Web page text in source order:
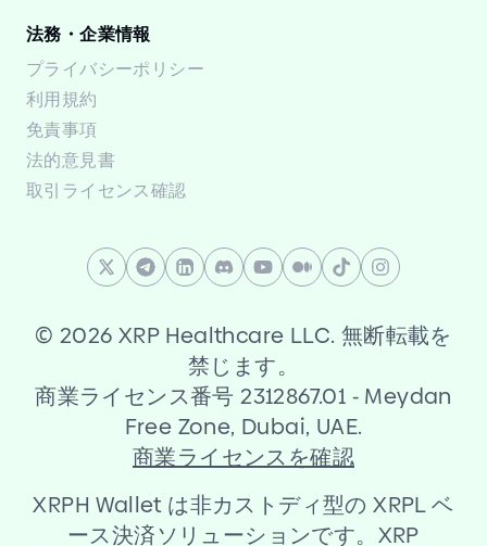
法務・企業情報
プライバシーポリシー
利用規約
免責事項
法的意見書
取引ライセンス確認
© 2026 XRP Healthcare LLC. 無断転載を
禁じます。
商業ライセンス番号 2312867.01 - Meydan
Free Zone, Dubai, UAE.
商業ライセンスを確認
XRPH Wallet は非カストディ型の XRPL ベ
ース決済ソリューションです。XRP